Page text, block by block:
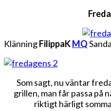
KlänningFilippaKMQ
Som sagt, nu väntar
grillen, man får passa på
riktigt härligt